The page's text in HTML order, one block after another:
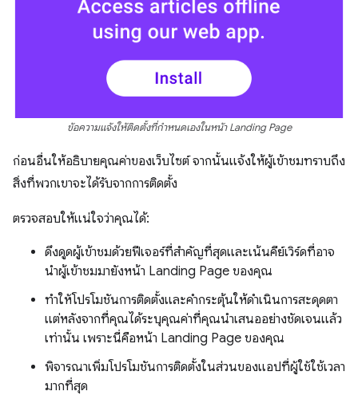
ข้อความแจ้งให้ติดตั้งที่กำหนดเองในหน้า Landing Page
ก่อนอื่นให้อธิบายคุณค่าของเว็บไซต์ จากนั้นแจ้งให้ผู้เข้าชมทราบถึง
สิ่งที่พวกเขาจะได้รับจากการติดตั้ง
ตรวจสอบให้แน่ใจว่าคุณได้:
ดึงดูดผู้เข้าชมด้วยฟีเจอร์ที่สำคัญที่สุดและเน้นคีย์เวิร์ดที่อาจ
นำผู้เข้าชมมายังหน้า Landing Page ของคุณ
ทำให้โปรโมชันการติดตั้งและคำกระตุ้นให้ดำเนินการสะดุดตา
แต่หลังจากที่คุณได้ระบุคุณค่าที่คุณนำเสนออย่างชัดเจนแล้ว
เท่านั้น เพราะนี่คือหน้า Landing Page ของคุณ
พิจารณาเพิ่มโปรโมชันการติดตั้งในส่วนของแอปที่ผู้ใช้ใช้เวลา
มากที่สุด